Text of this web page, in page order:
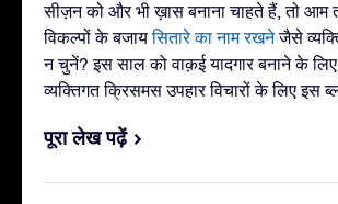
सीज़न को और भी ख़ास बनाना चाहते हैं, तो आम
विकल्पों के बजायसितारे का नाम रखनेजैसे
न चुनें? इस साल को वाक़ई यादगार बनाने के
व्यक्तिगत क्रिसमस उपहार विचारों के लिए इस
पूरा लेख पढ़ें